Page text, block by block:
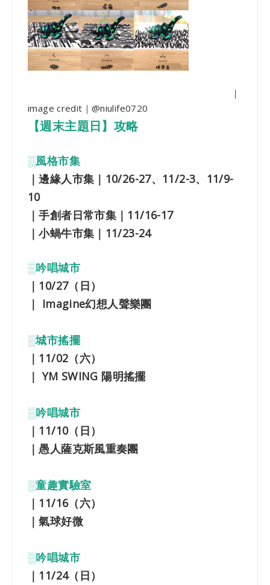
｜
image credit｜@niulife0720
【週末主題日】攻略
░風格市集
｜邊緣人市集｜10/26-27、11/2-3、11/9-
10
｜手創者日常市集｜11/16-17
｜小蝸牛市集｜11/23-24
░吟唱城市
｜10/27（日）
｜ Imagine幻想人聲樂團
░城市搖擺
｜11/02（六）
｜ YM SWING 陽明搖擺
░吟唱城市
｜11/10（日）
｜愚人薩克斯風重奏團
░童趣實驗室
｜11/16（六）
｜氣球好微
░吟唱城市
｜11/24（日）